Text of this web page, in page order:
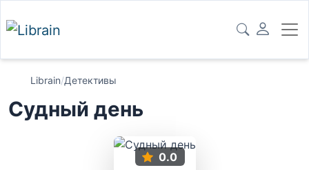
Librain/Детективы
Судный день
0.0